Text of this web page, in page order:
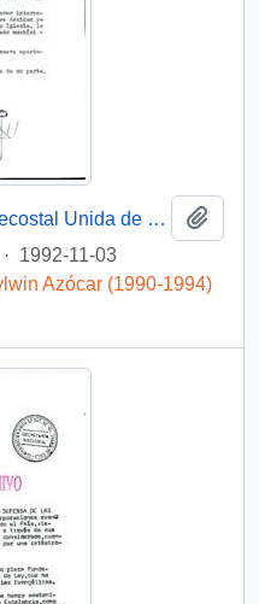
[La Corporación Iglesia Pentecostal Unida de Chile, Iquique solicitan un terreno para construir su Iglesia]
· 1992-11-03
Azócar (1990-1994)